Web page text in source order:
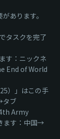
あります。
タスクを完了
す：ニックネ
End of World
）」はこの手
タブ
Army
ます：中国→